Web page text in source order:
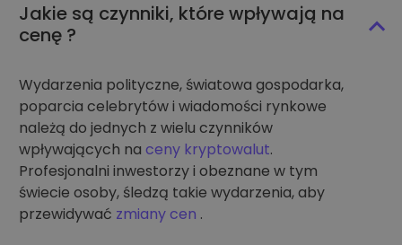
Jakie są czynniki, które wpływają na
cenę ?
Wydarzenia polityczne, światowa gospodarka,
poparcia celebrytów i wiadomości rynkowe
należą do jednych z wielu czynników
wpływających na ceny kryptowalut.
Profesjonalni inwestorzy i obeznane w tym
świecie osoby, śledzą takie wydarzenia, aby
przewidywać zmiany cen .